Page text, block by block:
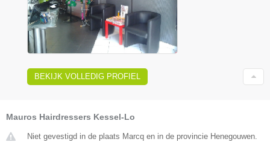
BEKIJK VOLLEDIG PROFIEL
Mauros Hairdressers Kessel-Lo
Niet gevestigd in de plaats Marcq en in de provincie Henegouwen.